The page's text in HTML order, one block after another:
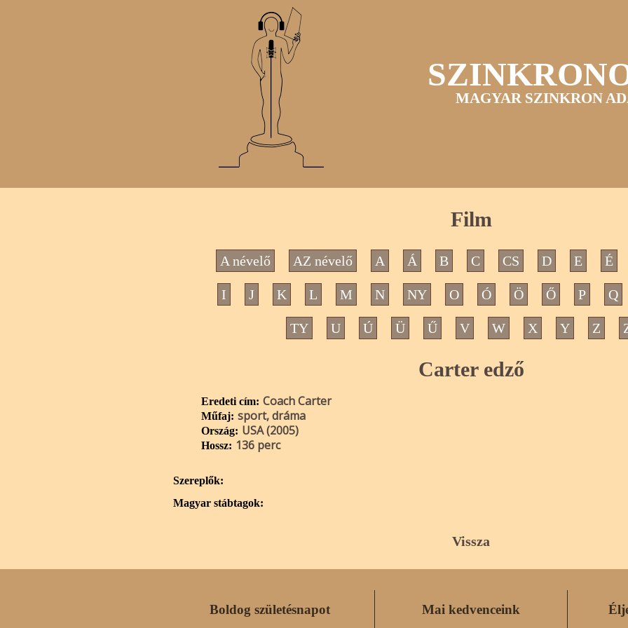
MAGYAR SZINKRON
Film
A névelő AZ névelő A Á B C CS D E É
I J K L M N NY O Ó Ö Ő P Q
TY U Ú Ü Ű V W X Y Z
Carter edző
Eredeti cím: Coach Carter
Műfaj: sport, dráma
Ország: USA (2005)
Hossz: 136 perc
Szereplők:
Magyar stábtagok:
Vissza
Boldog születésnapot Mai kedvenceink